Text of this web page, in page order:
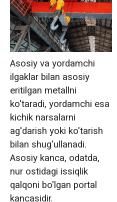
Asosiy va yordamchi
ilgaklar bilan asosiy
eritilgan metallni
ko'taradi, yordamchi esa
kichik narsalarni
ag'darish yoki ko'tarish
bilan shug'ullanadi.
Asosiy kanca, odatda,
nur ostidagi issiqlik
qalqoni bo'lgan portal
kancasidir.